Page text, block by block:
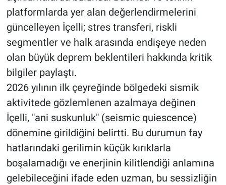
platformlarda yer alan değerlendirmelerini
güncelleyen İçelli; stres transferi, riskli
segmentler ve halk arasında endişeye neden
olan büyük deprem beklentileri hakkında kritik
bilgiler paylaştı.
2026 yılının ilk çeyreğinde bölgedeki sismik
aktivitede gözlemlenen azalmaya değinen
İçelli, "ani suskunluk" (seismic quiescence)
dönemine girildiğini belirtti. Bu durumun fay
hatlarındaki gerilimin küçük kırıklarla
boşalamadığı ve enerjinin kilitlendiği anlamına
gelebileceğini ifade eden uzman, bu sessizliğin